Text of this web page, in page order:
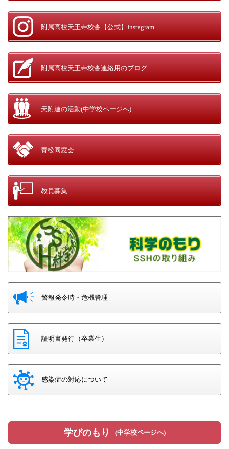
附属高校天王寺校舎 【公式】Instagram
附属高校天王寺校舎連絡用のブログ
天附連の活動(中学校ページへ)
青松同窓会
教員募集
警報発令時・危機管理
証明書発行（卒業生）
感染症の対応について
学びのもり (中学校ページへ)